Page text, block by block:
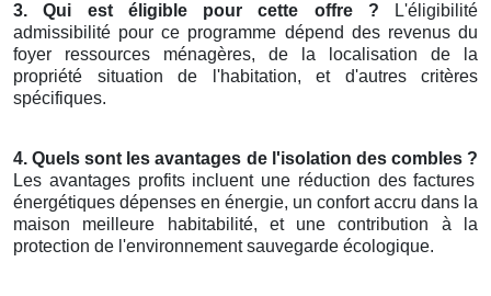
3. Qui est éligible pour cette offre ? L'éligibilité
admissibilité pour ce programme dépend des revenus du
foyer ressources ménagères, de la localisation de la
propriété situation de l'habitation, et d'autres critères
spécifiques.
4. Quels sont les avantages de l'isolation des combles ?
Les avantages profits incluent une réduction des factures
énergétiques dépenses en énergie, un confort accru dans la
maison meilleure habitabilité, et une contribution à la
protection de l'environnement sauvegarde écologique.